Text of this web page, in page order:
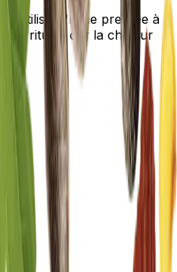
d'utiliser l'huile pressée à
la friture, car la chaleur